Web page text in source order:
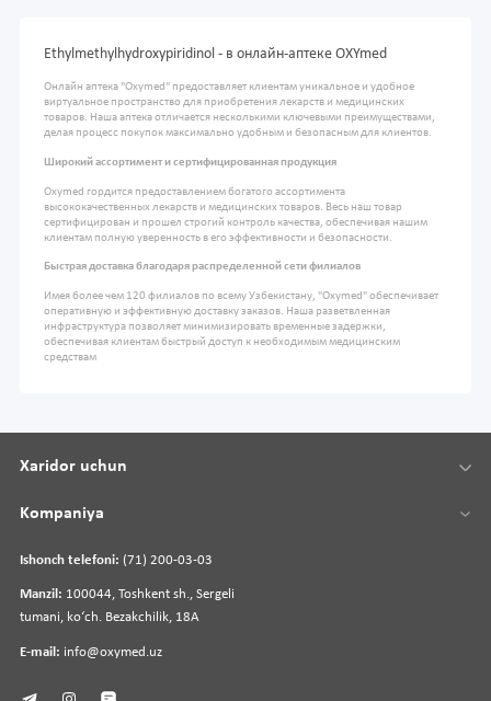
Ethylmethylhydroxypiridinol - в онлайн-аптеке OXYmed
Онлайн аптека "Oxymed" предоставляет клиентам уникальное и удобное
виртуальное пространство для приобретения лекарств и медицинских
товаров. Наша аптека отличается несколькими ключевыми преимуществами,
делая процесс покупок максимально удобным и безопасным для клиентов.
Широкий ассортимент и сертифицированная продукция
Oxymed гордится предоставлением богатого ассортимента
высококачественных лекарств и медицинских товаров. Весь наш товар
сертифицирован и прошел строгий контроль качества, обеспечивая нашим
клиентам полную уверенность в его эффективности и безопасности.
Быстрая доставка благодаря распределенной сети филиалов
Имея более чем 120 филиалов по всему Узбекистану, "Oxymed" обеспечивает
оперативную и эффективную доставку заказов. Наша разветвленная
инфраструктура позволяет минимизировать временные задержки,
обеспечивая клиентам быстрый доступ к необходимым медицинским
средствам
Ishonch telefoni: (71) 200-03-03
Manzil: 100044, Toshkent sh., Sergeli
tumani, koʻch. Bezakchilik, 18A
E-mail: info@oxymed.uz
Xaridor uchun
Kompaniya